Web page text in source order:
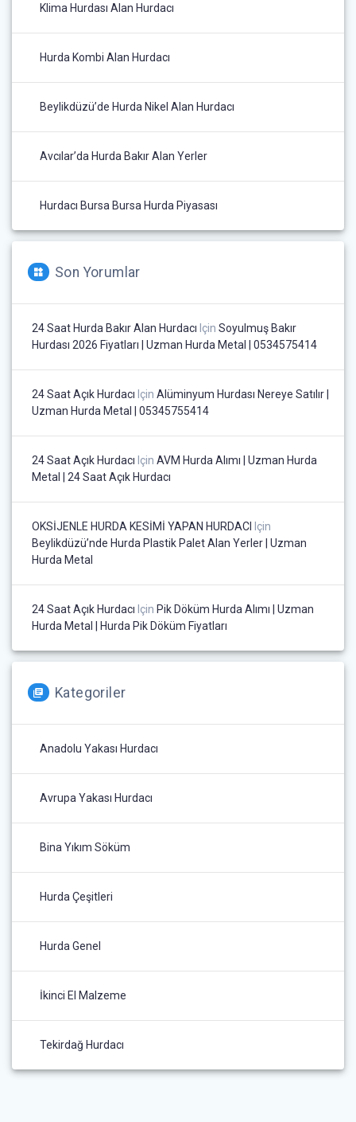
Klima Hurdası Alan Hurdacı
Hurda Kombi Alan Hurdacı
Beylikdüzü’de Hurda Nikel Alan Hurdacı
Avcılar’da Hurda Bakır Alan Yerler
Hurdacı Bursa Bursa Hurda Piyasası
Son Yorumlar
24 Saat Hurda Bakır Alan Hurdacı Için Soyulmuş Bakır
Hurdası 2026 Fiyatları | Uzman Hurda Metal | 0534575414
24 Saat Açık Hurdacı Için Alüminyum Hurdası Nereye Satılır |
Uzman Hurda Metal | 05345755414
24 Saat Açık Hurdacı Için AVM Hurda Alımı | Uzman Hurda
Metal | 24 Saat Açık Hurdacı
OKSİJENLE HURDA KESİMİ YAPAN HURDACI Için
Beylikdüzü’nde Hurda Plastik Palet Alan Yerler | Uzman
Hurda Metal
24 Saat Açık Hurdacı Için Pik Döküm Hurda Alımı | Uzman
Hurda Metal | Hurda Pik Döküm Fiyatları
Kategoriler
Anadolu Yakası Hurdacı
Avrupa Yakası Hurdacı
Bina Yıkım Söküm
Hurda Çeşitleri
Hurda Genel
İkinci El Malzeme
Tekirdağ Hurdacı